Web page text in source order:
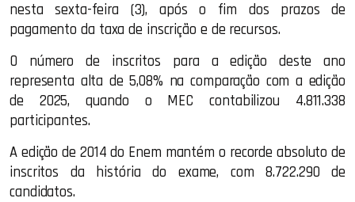
nesta sexta-feira (3), após o fim dos prazos de
pagamento da taxa de inscrição e de recursos.
O número de inscritos para a edição deste ano
representa alta de 5,08% na comparação com a edição
de 2025, quando o MEC contabilizou 4.811.338
participantes.
A edição de 2014 do Enem mantém o recorde absoluto de
inscritos da história do exame, com 8.722.290 de
candidatos.